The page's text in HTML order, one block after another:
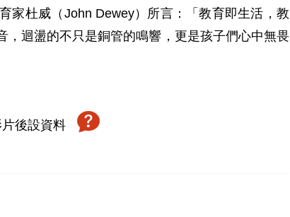
家杜威（John Dewey）所言：「教育即生活，教
迴盪的不只是銅管的鳴響，更是孩子們心中無畏
後設資料